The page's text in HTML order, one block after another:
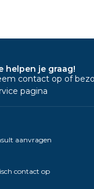
helpen je graag!
contact op of
pagina
aanvragen
contact op